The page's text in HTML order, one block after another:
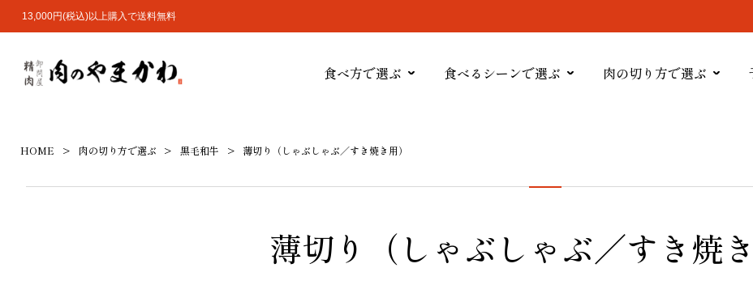
13,000円(税込)以上購入で送料無料
食べ方で選ぶ 食べるシーンで選ぶ 肉の切り方で選ぶ
HOME 肉の切り方で選ぶ 黒毛和牛 薄切り（しゃぶしゃぶ／すき焼き用）
薄切り（しゃぶしゃぶ／すき焼き